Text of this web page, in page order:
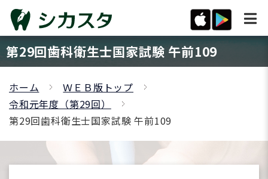
第29回歯科衛生士国家試験 午前109
ホーム
ＷＥＢ版トップ
令和元年度（第29回）
第29回歯科衛生士国家試験 午前109